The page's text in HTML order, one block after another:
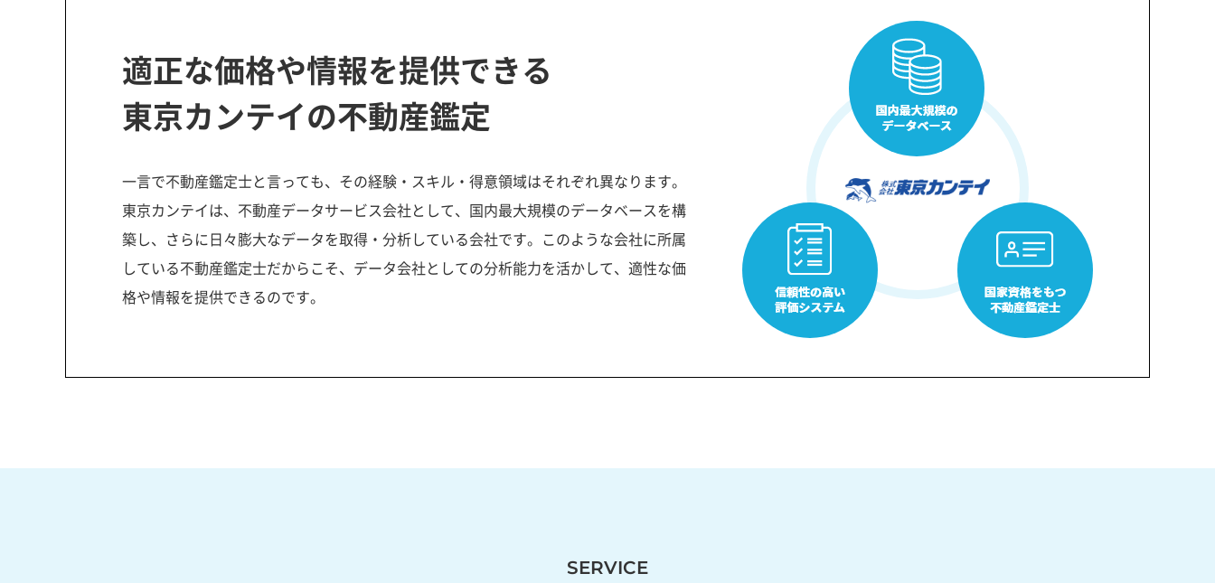
適正な価格や情報を提供できる
東京カンテイの不動産鑑定
一言で不動産鑑定士と言っても、その経験・スキル・得意領域はそれぞれ異なります。
東京カンテイは、不動産データサービス会社として、国内最大規模のデータベースを構
築し、さらに日々膨大なデータを取得・分析している会社です。このような会社に所属
している不動産鑑定士だからこそ、データ会社としての分析能力を活かして、適性な価
格や情報を提供できるのです。
SERVICE